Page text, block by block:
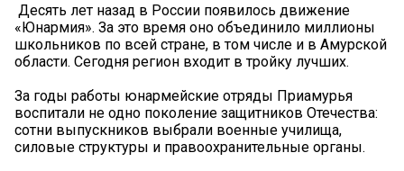
️ Десять лет назад в России появилось движение
«Юнармия». За это время оно объединило миллионы
школьников по всей стране, в том числе и в Амурской
области. Сегодня регион входит в тройку лучших.
За годы работы юнармейские отряды Приамурья
воспитали не одно поколение защитников Отечества:
сотни выпускников выбрали военные училища,
силовые структуры и правоохранительные органы.